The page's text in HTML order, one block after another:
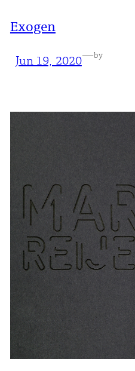
Exogen
Jun 19, 2020—by